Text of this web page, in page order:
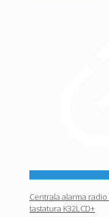
Centrala alarma
tastatura K32LCD+